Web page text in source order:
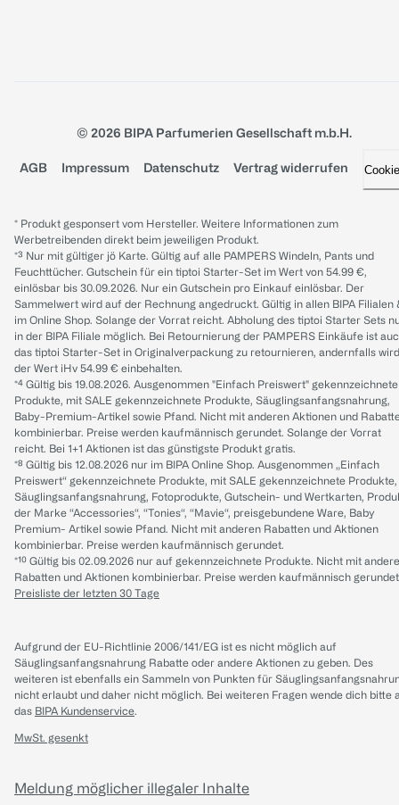
© 2026 BIPA Parfumerien Gesellschaft m.b.H.
AGB Impressum Datenschutz Vertrag widerrufen
* Produkt gesponsert vom Hersteller. Weitere Informationen zum
Werbetreibenden direkt beim jeweiligen Produkt.
*³ Nur mit gültiger jö Karte. Gültig auf alle PAMPERS Windeln, Pants und
Feuchttücher. Gutschein für ein tiptoi Starter-Set im Wert von 54.99 €,
einlösbar bis 30.09.2026. Nur ein Gutschein pro Einkauf einlösbar. Der
Sammelwert wird auf der Rechnung angedruckt. Gültig in allen BIPA Filialen
im Online Shop. Solange der Vorrat reicht. Abholung des tiptoi Starter Sets
in der BIPA Filiale möglich. Bei Retournierung der PAMPERS Einkäufe ist
das tiptoi Starter-Set in Originalverpackung zu retournieren, andernfalls wird
der Wert iHv 54.99 € einbehalten.
*⁴ Gültig bis 19.08.2026. Ausgenommen "Einfach Preiswert" gekennzeichnete
Produkte, mit SALE gekennzeichnete Produkte, Säuglingsanfangsnahrung,
Baby-Premium-Artikel sowie Pfand. Nicht mit anderen Aktionen und
kombinierbar. Preise werden kaufmännisch gerundet. Solange der Vorrat
reicht. Bei 1+1 Aktionen ist das günstigste Produkt gratis.
*⁸ Gültig bis 12.08.2026 nur im BIPA Online Shop. Ausgenommen „Einfach
Preiswert“ gekennzeichnete Produkte, mit SALE gekennzeichnete Produkte,
Säuglingsanfangsnahrung, Fotoprodukte, Gutschein- und Wertkarten,
der Marke “Accessories“, “Tonies“, “Mavie“, preisgebundene Ware, Baby
Premium- Artikel sowie Pfand. Nicht mit anderen Rabatten und Aktionen
kombinierbar. Preise werden kaufmännisch gerundet.
*¹⁰ Gültig bis 02.09.2026 nur auf gekennzeichnete Produkte. Nicht mit
Rabatten und Aktionen kombinierbar. Preise werden kaufmännisch
Preisliste der letzten 30 Tage
Aufgrund der EU-Richtlinie 2006/141/EG ist es nicht möglich auf
Säuglingsanfangsnahrung Rabatte oder andere Aktionen zu geben. Des
weiteren ist ebenfalls ein Sammeln von Punkten für
nicht erlaubt und daher nicht möglich. Bei weiteren Fragen wende dich bitte
das BIPA Kundenservice.
MwSt. gesenkt
Meldung möglicher illegaler Inhalte